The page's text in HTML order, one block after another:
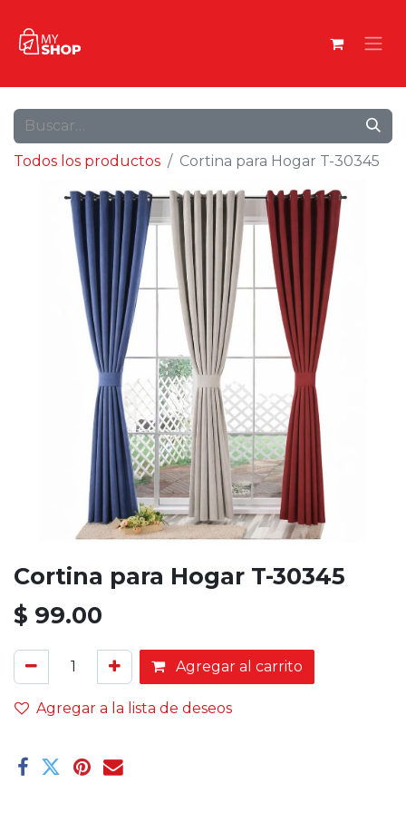
Todos los productos Cortina para Hogar T-30345
Cortina para Hogar T-30345
$ 99.00
Agregar al carrito
Agregar a la lista de deseos